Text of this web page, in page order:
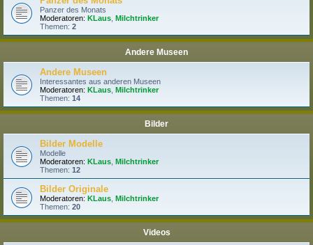
Panzer des Monats
Moderatoren: KLaus Milchtrinker
Themen: 2
Andere Museen
Andere Museen
Interessantes aus anderen Museen
Moderatoren: KLaus Milchtrinker
Themen: 14
Bilder
Bilder Modelle
Modelle
Moderatoren: KLaus Milchtrinker
Themen: 12
Bilder Originale
Moderatoren: KLaus Milchtrinker
Themen: 20
Videos